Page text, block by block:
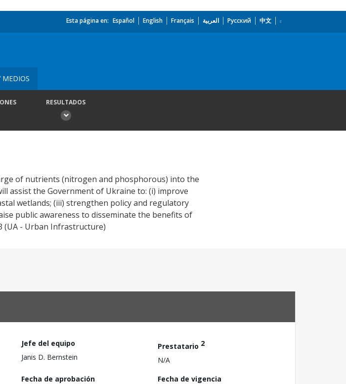
Esta página en: Español English Français العربية Русский 中文
MEDIOS
RESULTADOS
of nutrients (nitrogen and phosphorous) into the
assist the Government of Ukraine to: (i) improve
wetlands; (iii) strengthen policy and regulatory
public awareness to disseminate the benefits of
(UA - Urban Infrastructure)
Jefe del equipo
Janis D. Bernstein
Prestatario 2
N/A
Fecha de aprobación
Fecha de vigencia